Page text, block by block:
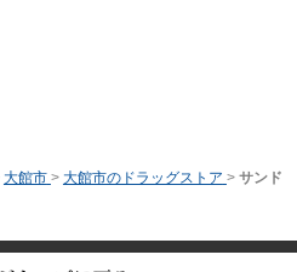
大館市 > 大館市のドラッグストア > サンド